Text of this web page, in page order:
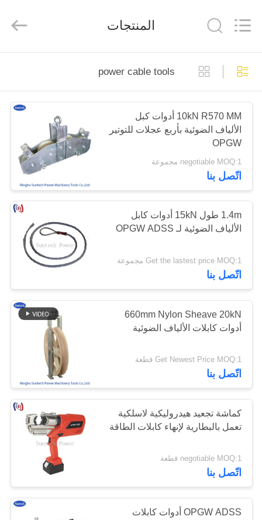
المنزل
المنتجات
حولنا
جولة
في
المصنع
الجودة
أخبار
اقتباس
خريطة
الموقع
سياسة
الخصوصية
Machinery
Tools
Co.,Ltd..
Reserved.
المنتجات
power cable tools
10kN R570 MM أدوات كبل
الألياف الضوئية بأربع عجلات للتوتير
OPGW
negotiable MOQ:1 مجموعة
اتّصل بنا
1.4m طول 15kN أدوات كابل
الألياف الضوئية لـ OPGW ADSS
Get the lastest price MOQ:1 مجموعة
اتّصل بنا
660mm Nylon Sheave 20kN
أدوات كابلات الألياف الضوئية
Get Newest Price MOQ:1 قطعة
اتّصل بنا
كماشة تجعيد هيدروليكية لاسلكية
تعمل بالبطارية لإنهاء كابلات الطاقة
negotiable MOQ:1 قطعة
اتّصل بنا
OPGW ADSS أدوات كابلات